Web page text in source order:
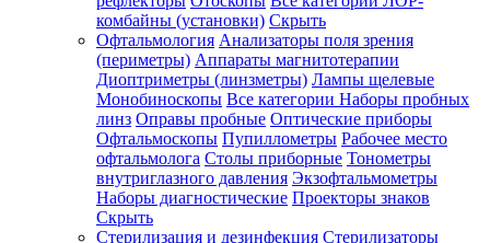
комбайны (установки) Скрыть
Офтальмология Анализаторы поля зрения
(периметры) Аппараты магнитотерапии
Диоптриметры (линзметры) Лампы щелевые
Монобиноскопы Все категории Наборы пробных
линз Оправы пробные Оптические приборы
Офтальмоскопы Пупиллометры Рабочее место
офтальмолога Столы приборные Тонометры
внутриглазного давления Экзофтальмометры
Наборы диагностические Проекторы знаков
Скрыть
Стерилизация и дезинфекция Стерилизаторы